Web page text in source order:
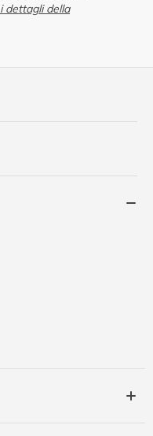
i dettagli della